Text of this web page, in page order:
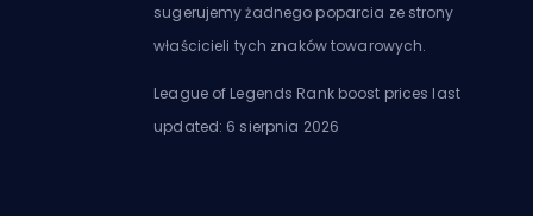
sugerujemy żadnego poparcia ze strony
właścicieli tych znaków towarowych.
League of Legends Rank boost prices last
updated: 6 sierpnia 2026